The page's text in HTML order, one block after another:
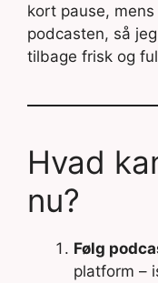
kort pause, mens
podcasten, så
tilbage frisk og
Hvad
nu?
Følg
platform –